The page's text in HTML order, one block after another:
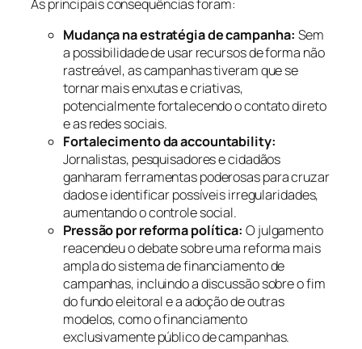
As principais consequências foram:
Mudança na estratégia de campanha: Sem
a possibilidade de usar recursos de forma não
rastreável, as campanhas tiveram que se
tornar mais enxutas e criativas,
potencialmente fortalecendo o contato direto
e as redes sociais.
Fortalecimento da accountability:
Jornalistas, pesquisadores e cidadãos
ganharam ferramentas poderosas para cruzar
dados e identificar possíveis irregularidades,
aumentando o controle social.
Pressão por reforma política: O julgamento
reacendeu o debate sobre uma reforma mais
ampla do sistema de financiamento de
campanhas, incluindo a discussão sobre o fim
do fundo eleitoral e a adoção de outras
modelos, como o financiamento
exclusivamente público de campanhas.